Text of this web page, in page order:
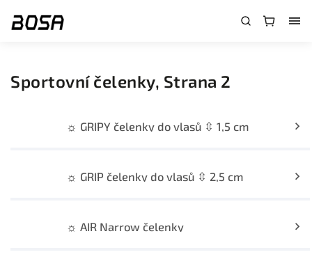
Sportovní čelenky, Strana 2
☼ GRIPY čelenky do vlasů ⇳ 1,5 cm
☼ GRIP čelenky do vlasů ⇳ 2,5 cm
☼ AIR Narrow čelenky